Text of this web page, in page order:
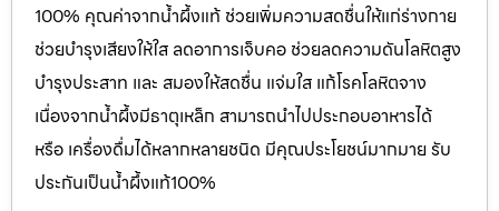
100% คุณค่าจากน้ำผึ้งแท้ ช่วยเพิ่มความสดชื่นให้แก่ร่างกาย
ช่วยบำรุงเสียงให้ใส ลดอาการเจ็บคอ ช่วยลดความดันโลหิตสูง
บำรุงประสาท และ สมองให้สดชื่น แจ่มใส แก้โรคโลหิตจาง
เนื่องจากน้ำผึ้งมีธาตุเหล็ก สามารถนำไปประกอบอาหารได้
หรือ เครื่องดื่มได้หลากหลายชนิด มีคุณประโยชน์มากมาย รับ
ประกันเป็นน้ำผึ้งแท้100%